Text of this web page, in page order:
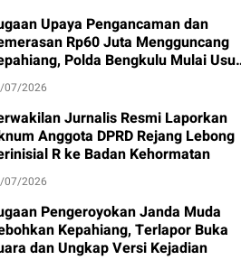
Upaya Pengancaman dan
Rp60 Juta Mengguncang
Polda Bengkulu Mulai Usut
07/2026
Jurnalis Resmi Laporkan
Anggota DPRD Rejang Lebong
R ke Badan Kehormatan
07/2026
Pengeroyokan Janda Muda
Kepahiang, Terlapor Buka
dan Ungkap Versi Kejadian